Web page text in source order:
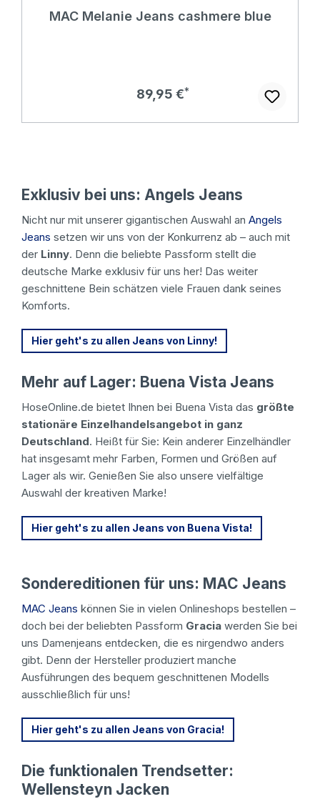
Durchschnittliche Bewertung von 5 von 5 Sternen
MAC Melanie Jeans cashmere blue
Regulärer Preis:
89,95 €
Exklusiv bei uns: Angels Jeans
Nicht nur mit unserer gigantischen Auswahl an Angels
Jeans setzen wir uns von der Konkurrenz ab – auch mit
der Linny. Denn die beliebte Passform stellt die
deutsche Marke exklusiv für uns her! Das weiter
geschnittene Bein schätzen viele Frauen dank seines
Komforts.
Hier geht's zu allen Jeans von Linny!
Mehr auf Lager: Buena Vista Jeans
HoseOnline.de bietet Ihnen bei Buena Vista das größte
stationäre Einzelhandelsangebot in ganz
Deutschland. Heißt für Sie: Kein anderer Einzelhändler
hat insgesamt mehr Farben, Formen und Größen auf
Lager als wir. Genießen Sie also unsere vielfältige
Auswahl der kreativen Marke!
Hier geht's zu allen Jeans von Buena Vista!
Sondereditionen für uns: MAC Jeans
MAC Jeans können Sie in vielen Onlineshops bestellen –
doch bei der beliebten Passform Gracia werden Sie bei
uns Damenjeans entdecken, die es nirgendwo anders
gibt. Denn der Hersteller produziert manche
Ausführungen des bequem geschnittenen Modells
ausschließlich für uns!
Hier geht's zu allen Jeans von Gracia!
Die funktionalen Trendsetter:
Wellensteyn Jacken